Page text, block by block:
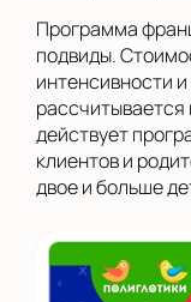
Программа
подвиды.
интенсивности
действует
клиентов и
двое и больше